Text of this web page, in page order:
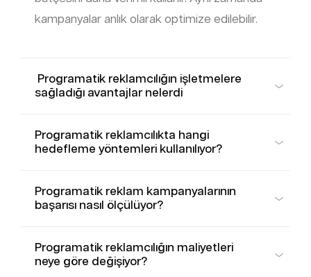
kampanyalar anlık olarak optimize edilebilir.
Programatik reklamcılığın işletmelere
sağladığı avantajlar nelerdi
Programatik reklamcılıkta hangi
hedefleme yöntemleri kullanılıyor?
Programatik reklam kampanyalarının
başarısı nasıl ölçülüyor?
Programatik reklamcılığın maliyetleri
neye göre değişiyor?